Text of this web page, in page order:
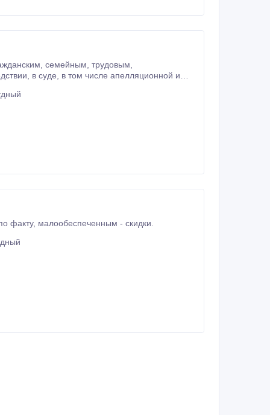
и
широкий спектр услуг, адвокатская помощь, гибкая система оплаты - рассрочка, по факту, малообеспеченным - скидки.